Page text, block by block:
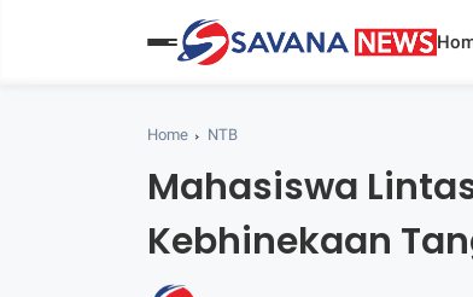
Home NTB
Mahasiswa
Kebhinekaan